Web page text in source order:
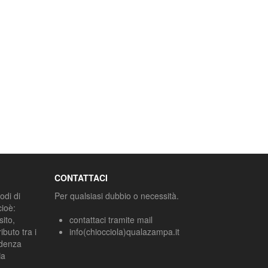
di
tra i
CONTATTACI
Per qualsiasi dubbio o necessità.
contattaci tramite mail
info(chiocciola)qualazampa.it